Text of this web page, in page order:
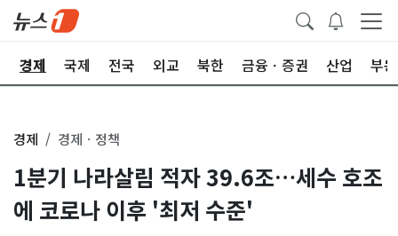
경제 국제 전국 외교 북한 금융ㆍ증권 산업 부
경제 경제ㆍ정책
1분기 나라살림 적자 39.6조…세수 호조
에 코로나 이후 '최저 수준'